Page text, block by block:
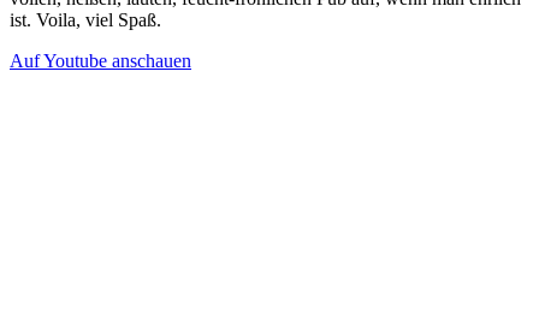
ist. Voila, viel Spaß.
Auf Youtube anschauen